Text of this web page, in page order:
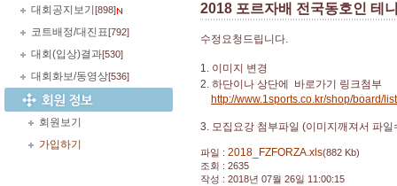
대회공지보기 [898]
코트배정/대진표[792]
대회(입상)결과[530]
대회화보/동영상[536]
회원보기
가입하기
2018 포르자배 전국동호인 테
수정요청드립니다.
1. 이미지 변경
2. 하단이나 상단에 바로가기 링크첨부
http://www.1sports.co.kr/shop/board/
3. 모집요강 첨부파일 (이미지깨져서 파일
파일 : 2018_FZFORZA.xls(882 Kb)
조회 : 2635
작성 : 2018년 07월 26일 11:00:15